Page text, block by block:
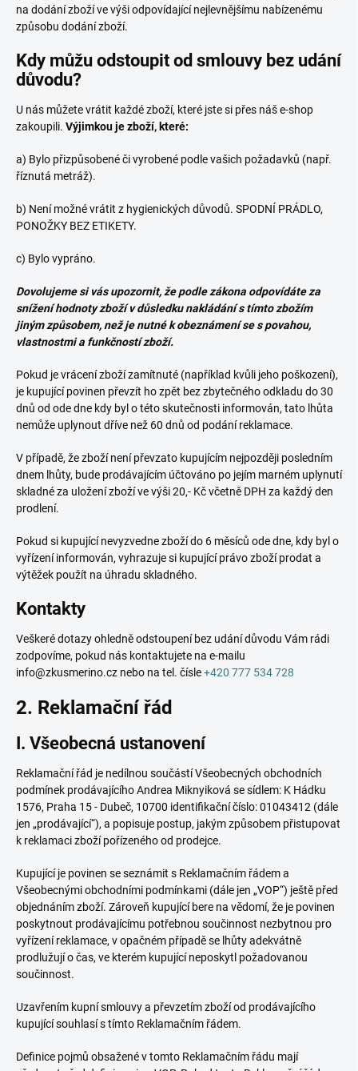
na dodání zboží ve výši odpovídající nejlevnějšímu nabízenému
způsobu dodání zboží.
Kdy můžu odstoupit od smlouvy bez udání
důvodu?
U nás můžete vrátit každé zboží, které jste si přes náš e-shop
zakoupili. Výjimkou je zboží, které:
a) Bylo přizpůsobené či vyrobené podle vašich požadavků (např.
říznutá metráž).
b) Není možné vrátit z hygienických důvodů. SPODNÍ PRÁDLO,
PONOŽKY BEZ ETIKETY.
c) Bylo vypráno.
Dovolujeme si vás upozornit, že podle zákona odpovídáte za
snížení hodnoty zboží v důsledku nakládání s tímto zbožím
jiným způsobem, než je nutné k obeznámení se s povahou,
vlastnostmi a funkčností zboží.
Pokud je vrácení zboží zamítnuté (například kvůli jeho poškození),
je kupující povinen převzít ho zpět bez zbytečného odkladu do 30
dnů od ode dne kdy byl o této skutečnosti informován, tato lhůta
nemůže uplynout dříve než 60 dnů od podání reklamace.
V případě, že zboží není převzato kupujícím nejpozději posledním
dnem lhůty, bude prodávajícím účtováno po jejím marném uplynutí
skladné za uložení zboží ve výši 20,- Kč včetně DPH za každý den
prodlení.
Pokud si kupující nevyzvedne zboží do 6 měsíců ode dne, kdy byl o
vyřízení informován, vyhrazuje si kupující právo zboží prodat a
výtěžek použít na úhradu skladného.
Kontakty
Veškeré dotazy ohledně odstoupení bez udání důvodu Vám rádi
zodpovíme, pokud nás kontaktujete na e-mailu
info@zkusmerino.cz nebo na tel. čísle+420 777 534 728
2. Reklamační řád
I. Všeobecná ustanovení
Reklamační řád je nedílnou součástí Všeobecných obchodních
podmínek prodávajícího Andrea Miknyiková se sídlem: K Hádku
1576, Praha 15 - Dubeč, 10700 identifikační číslo: 01043412 (dále
jen „prodávající“), a popisuje postup, jakým způsobem přistupovat
k reklamaci zboží pořízeného od prodejce.
Kupující je povinen se seznámit s Reklamačním řádem a
Všeobecnými obchodními podmínkami (dále jen „VOP“) ještě před
objednáním zboží. Zároveň kupující bere na vědomí, že je povinen
poskytnout prodávajícímu potřebnou součinnost nezbytnou pro
vyřízení reklamace, v opačném případě se lhůty adekvátně
prodlužují o čas, ve kterém kupující neposkytl požadovanou
součinnost.
Uzavřením kupní smlouvy a převzetím zboží od prodávajícího
kupující souhlasí s tímto Reklamačním řádem.
Definice pojmů obsažené v tomto Reklamačním řádu mají